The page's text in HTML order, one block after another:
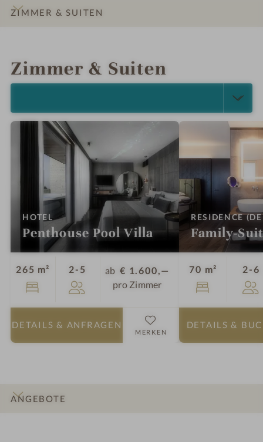
ZIMMER & SUITEN
Zimmer & Suiten
HOTEL
Penthouse Pool Villa
265 m² 2-5 Personen
ab € 1.600,—
pro Zimmer
DETAILS & ANFRAGEN
MERKEN
RESIDENCE
Family-
70 m² 2-6
DETAILS &
ANGEBOTE